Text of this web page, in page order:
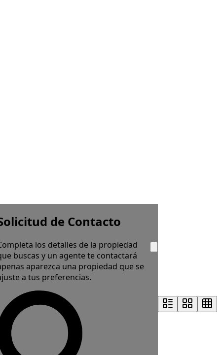
de Contacto
los detalles de la propiedad
buscas y un agente te contactará
aparezca una propiedad que se
a tus preferencias.